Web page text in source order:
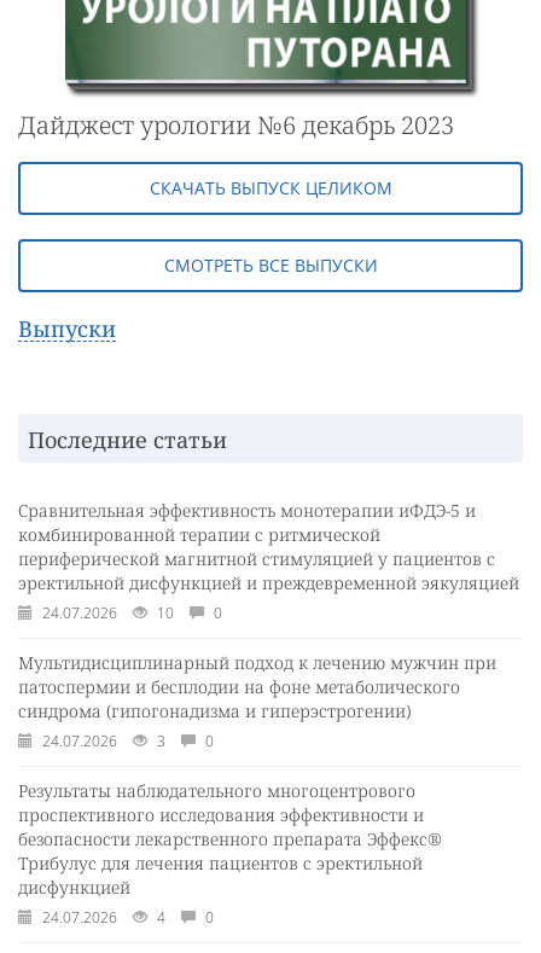
Дайджест урологии №6 декабрь 2023
СКАЧАТЬ ВЫПУСК ЦЕЛИКОМ
СМОТРЕТЬ ВСЕ ВЫПУСКИ
Выпуски
Последние статьи
Сравнительная эффективность монотерапии иФДЭ-5 и
комбинированной терапии с ритмической
периферической магнитной стимуляцией у пациентов с
эректильной дисфункцией и преждевременной эякуляцией
24.07.2026 10 0
Мультидисциплинарный подход к лечению мужчин при
патоспермии и бесплодии на фоне метаболического
синдрома (гипогонадизма и гиперэстрогении)
24.07.2026 3 0
Результаты наблюдательного многоцентрового
проспективного исследования эффективности и
безопасности лекарственного препарата Эффекс®
Трибулус для лечения пациентов с эректильной
дисфункцией
24.07.2026 4 0